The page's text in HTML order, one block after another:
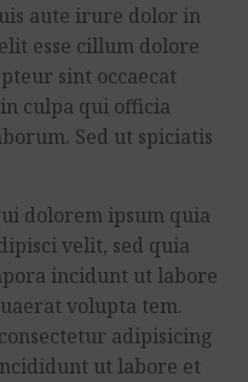
aute irure dolor in
esse cillum dolore
sint occaecat
culpa qui officia
Sed ut spiciatis
dolorem ipsum quia
velit, sed quia
incidunt ut labore
volupta tem.
adipisicing
ut labore et